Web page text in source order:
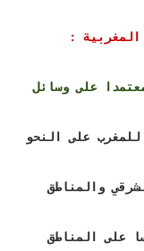
المغربية :
على وسائل
للمغرب على النحو
الشرقي والمناطق
سيطرت فرنسا على المناطق